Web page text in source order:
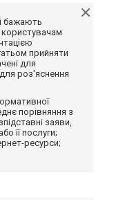
бажають
прийняти
для
роз'яснення
порівняння з
заяви,
її послуги;
ресурси;